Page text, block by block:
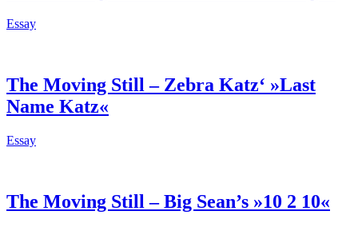
Essay
The Moving Still – Zebra Katz‘ »Last
Name Katz«
Essay
The Moving Still – Big Sean’s »10 2 10«